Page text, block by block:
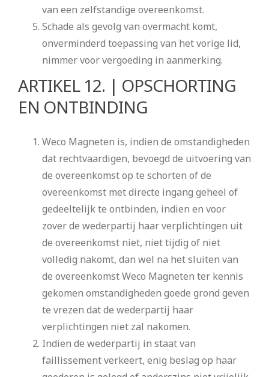
van een zelfstandige overeenkomst.
Schade als gevolg van overmacht komt,
onverminderd toepassing van het vorige lid,
nimmer voor vergoeding in aanmerking.
ARTIKEL 12. | OPSCHORTING
EN ONTBINDING
Weco Magneten is, indien de omstandigheden
dat rechtvaardigen, bevoegd de uitvoering van
de overeenkomst op te schorten of de
overeenkomst met directe ingang geheel of
gedeeltelijk te ontbinden, indien en voor
zover de wederpartij haar verplichtingen uit
de overeenkomst niet, niet tijdig of niet
volledig nakomt, dan wel na het sluiten van
de overeenkomst Weco Magneten ter kennis
gekomen omstandigheden goede grond geven
te vrezen dat de wederpartij haar
verplichtingen niet zal nakomen.
Indien de wederpartij in staat van
faillissement verkeert, enig beslag op haar